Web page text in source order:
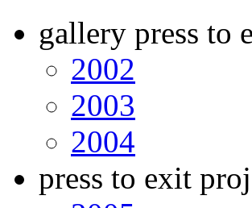
gallery press to
2002
2003
2004
press to exit